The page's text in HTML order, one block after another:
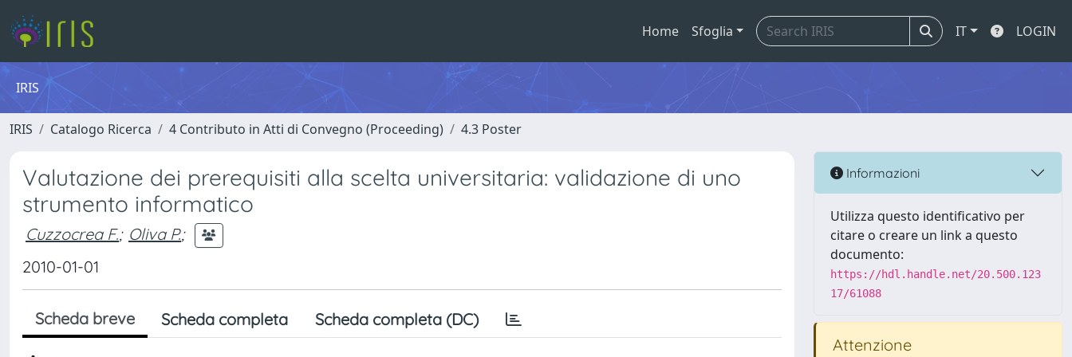
Home Sfoglia IT LOGIN
IRIS
IRIS Catalogo Ricerca 4 Contributo in Atti di Convegno (Proceeding) 4.3 Poster
Valutazione dei prerequisiti alla scelta universitaria: validazione di uno
strumento informatico
Cuzzocrea F.; Oliva P.;
2010-01-01
Scheda breve Scheda completa Scheda completa (DC)
Informazioni
Utilizza questo identificativo per
citare o creare un link a questo
documento:
https://hdl.handle.net/20.500.123
17/61088
Attenzione